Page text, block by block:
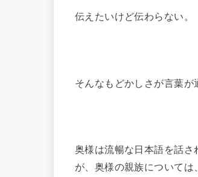
伝えたいけど伝わらない。
そんなもどかしさが言葉が
奥様は流暢な日本語を話
が、奥様の親族については